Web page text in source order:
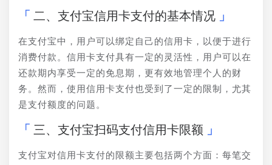
二、支付宝信用卡支付的基本情况
在支付宝中，用户可以绑定自己的信用卡，以便于进行
消费付款。信用卡支付具有一定的灵活性，用户可以在
还款期内享受一定的免息期，更有效地管理个人的财
务。然而，使用信用卡支付也受到了一定的限制，尤其
是支付额度的问题。
三、支付宝扫码支付信用卡限额
支付宝对信用卡支付的限额主要包括两个方面：每笔交